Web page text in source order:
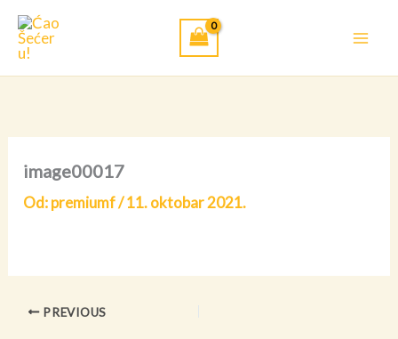
Pređi
sadržaj
image00017
Od:premiumf/11. oktobar 2021.
PREVIOUS